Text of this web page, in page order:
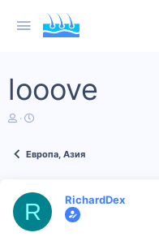
looove
А
о
е
Д
а
ч
а
л
а
Европа, Азия
R RichardDex